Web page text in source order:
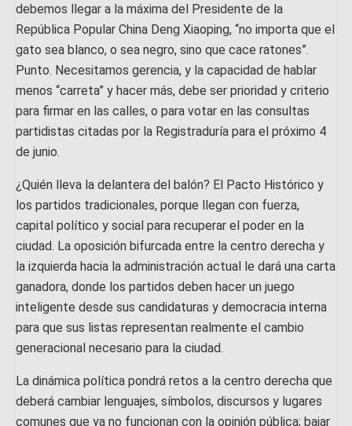
debemos llegar a la máxima del Presidente de la
República Popular China Deng Xiaoping, “no importa que el
gato sea blanco, o sea negro, sino que cace ratones”.
Punto. Necesitamos gerencia, y la capacidad de hablar
menos “carreta” y hacer más, debe ser prioridad y criterio
para firmar en las calles, o para votar en las consultas
partidistas citadas por la Registraduría para el próximo 4
de junio.
¿Quién lleva la delantera del balón? El Pacto Histórico y
los partidos tradicionales, porque llegan con fuerza,
capital político y social para recuperar el poder en la
ciudad. La oposición bifurcada entre la centro derecha y
la izquierda hacia la administración actual le dará una carta
ganadora, donde los partidos deben hacer un juego
inteligente desde sus candidaturas y democracia interna
para que sus listas representan realmente el cambio
generacional necesario para la ciudad.
La dinámica política pondrá retos a la centro derecha que
deberá cambiar lenguajes, símbolos, discursos y lugares
comunes que ya no funcionan con la opinión pública; bajar